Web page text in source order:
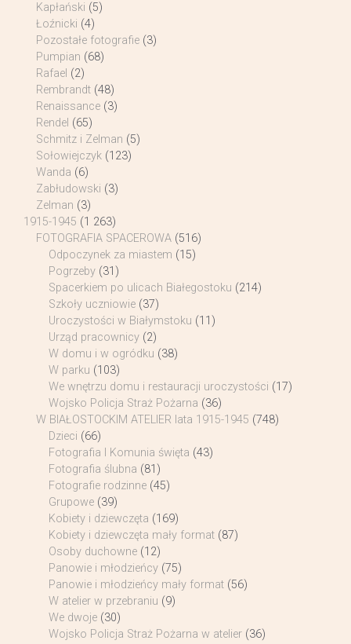
Kapłański (5)
Łoźnicki (4)
Pozostałe fotografie (3)
Pumpian (68)
Rafael (2)
Rembrandt (48)
Renaissance (3)
Rendel (65)
Schmitz i Zelman (5)
Sołowiejczyk (123)
Wanda (6)
Zabłudowski (3)
Zelman (3)
1915-1945 (1 263)
FOTOGRAFIA SPACEROWA (516)
Odpoczynek za miastem (15)
Pogrzeby (31)
Spacerkiem po ulicach Białegostoku (214)
Szkoły uczniowie (37)
Uroczystości w Białymstoku (11)
Urząd pracownicy (2)
W domu i w ogródku (38)
W parku (103)
We wnętrzu domu i restauracji uroczystości (17)
Wojsko Policja Straż Pożarna (36)
W BIAŁOSTOCKIM ATELIER lata 1915-1945 (748)
Dzieci (66)
Fotografia I Komunia święta (43)
Fotografia ślubna (81)
Fotografie rodzinne (45)
Grupowe (39)
Kobiety i dziewczęta (169)
Kobiety i dziewczęta mały format (87)
Osoby duchowne (12)
Panowie i młodzieńcy (75)
Panowie i młodzieńcy mały format (56)
W atelier w przebraniu (9)
We dwoje (30)
Wojsko Policja Straż Pożarna w atelier (36)